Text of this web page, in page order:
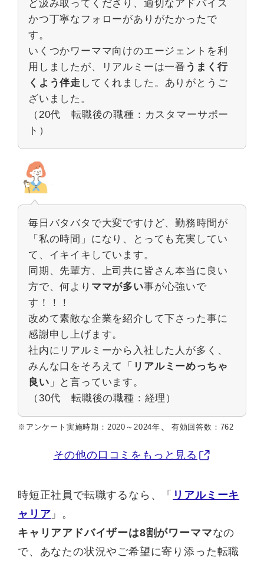
ど汲み取ってくださり、適切なアドバイス
かつ丁寧なフォローがありがたかったで
す。
いくつかワーママ向けのエージェントを利
用しましたが、リアルミーは一番 うまく行
くよう伴走 してくれました。ありがとうご
ざいました。
（20代 転職後の職種：カスタマーサポー
ト）
毎日バタバタで大変ですけど、勤務時間が
「私の時間」になり、とっても充実してい
て、イキイキしています。
同期、先輩方、上司共に皆さん本当に良い
方で、何より ママが多い事が心強いで
す！！！
改めて素敵な企業を紹介して下さった事に
感謝申し上げます。
社内にリアルミーから入社した人が多く、
みんな口をそろえて「 リアルミーめっちゃ
良い 」と言っています。
（30代 転職後の職種：経理）
※アンケート実施時期：2020～2024年 、 有効回答数：762
その他の口コミをもっと見る
時短正社員で転職するなら、「 リアルミーキ
ャリア 」。
キャリアアドバイザーは8割がワーママなの
で、あなたの状況やご希望に寄り添った転職